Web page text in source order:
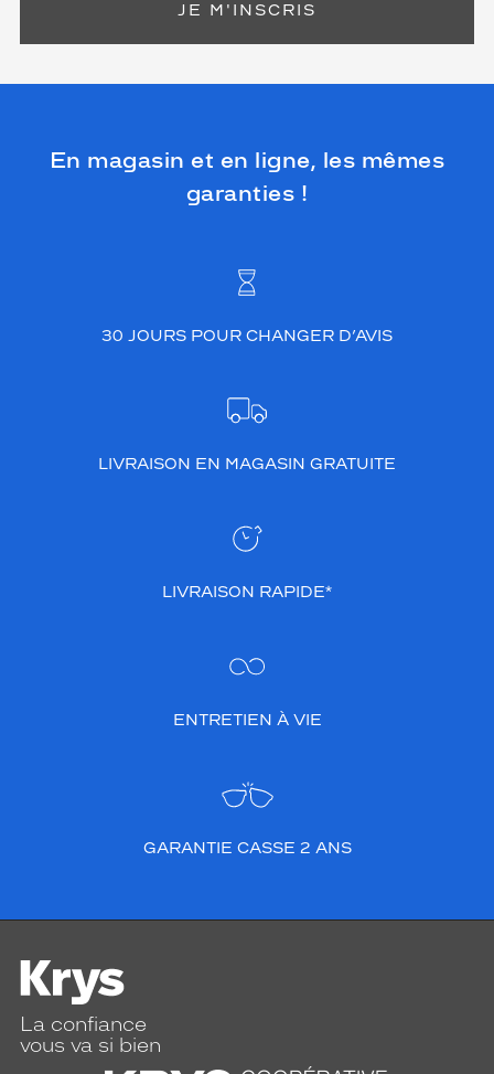
JE M'INSCRIS
En magasin et en ligne, les mêmes
garanties !
30 JOURS POUR CHANGER D’AVIS
LIVRAISON EN MAGASIN GRATUITE
LIVRAISON RAPIDE*
ENTRETIEN À VIE
GARANTIE CASSE 2 ANS
La confiance
vous va si bien